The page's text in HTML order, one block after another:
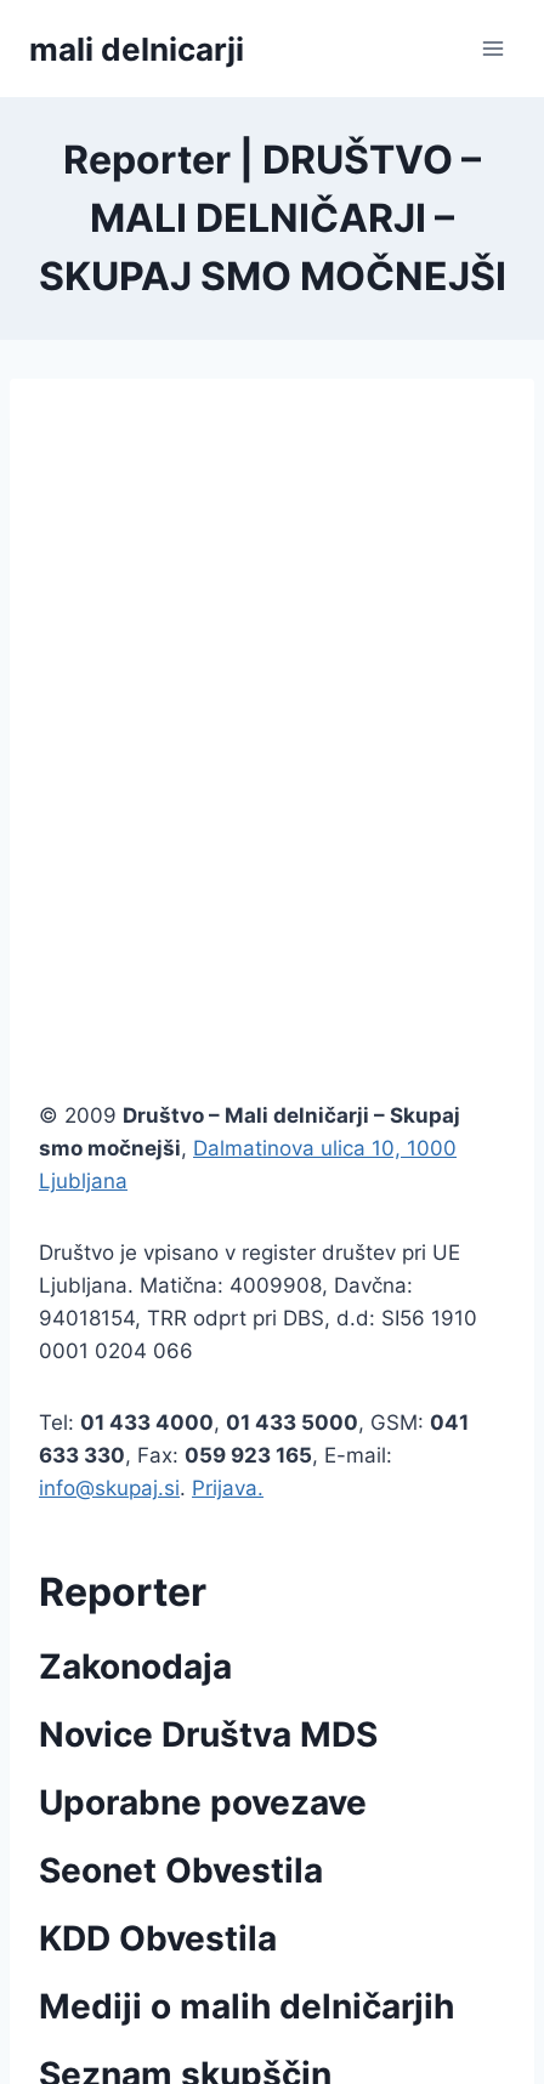
mali delnicarji
Reporter | DRUŠTVO –
MALI DELNIČARJI –
SKUPAJ SMO MOČNEJŠI
© 2009 Društvo – Mali delničarji – Skupaj
smo močnejši, Dalmatinova ulica 10, 1000
Ljubljana
Društvo je vpisano v register društev pri UE
Ljubljana. Matična: 4009908, Davčna:
94018154, TRR odprt pri DBS, d.d: SI56 1910
0001 0204 066
Tel: 01 433 4000, 01 433 5000, GSM: 041
633 330, Fax: 059 923 165, E-mail:
info@skupaj.si. Prijava.
Reporter
Zakonodaja
Novice Društva MDS
Uporabne povezave
Seonet Obvestila
KDD Obvestila
Mediji o malih delničarjih
Seznam skupščin